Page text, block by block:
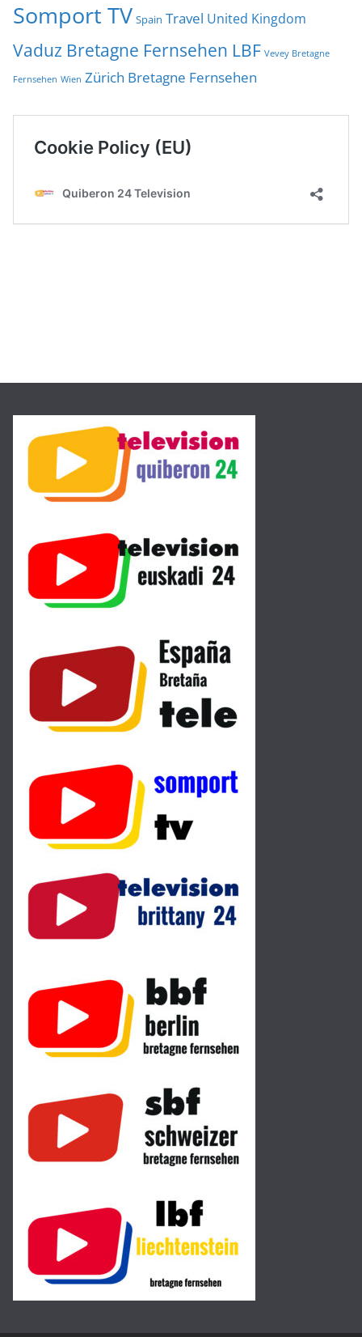
Somport TV Spain Travel United Kingdom
Vaduz Bretagne Fernsehen LBF Vevey Bretagne
Fernsehen Wien Zürich Bretagne Fernsehen